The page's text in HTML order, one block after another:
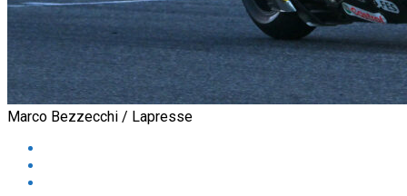
Marco Bezzecchi / Lapresse